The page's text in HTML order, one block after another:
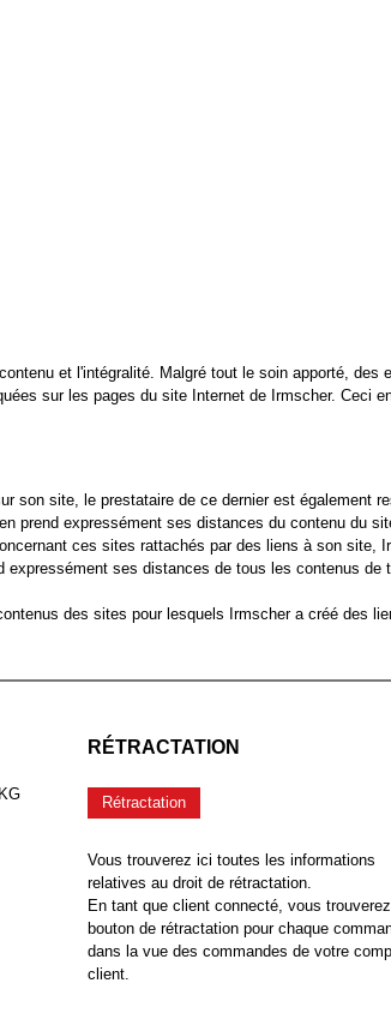
et l'intégralité. Malgré tout le soin apporté,
sur les pages du site Internet de Irmscher. Ceci
son site, le prestataire de ce dernier est également
prend expressément ses distances du contenu du
ces sites rattachés par des liens à son site,
ses distances de tous les contenus
des sites pour lesquels Irmscher a créé des
RÉTRACTATION
Rétractation
Vous trouverez ici toutes les informations
relatives au droit de rétractation.
En tant que client connecté, vous
bouton de rétractation pour chaque
dans la vue des commandes de votre
client.